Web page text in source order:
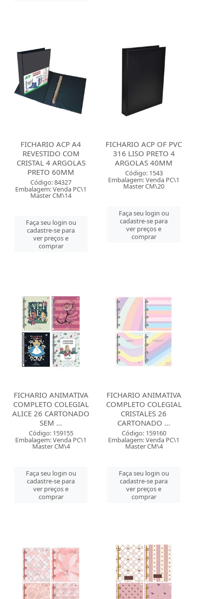
FICHARIO ACP A4
REVESTIDO COM
CRISTAL 4 ARGOLAS
PRETO 60MM
Código: 84327
Embalagem: Venda PC\1
Master CM\14
Faça seu login ou
cadastre-se para
ver preços e
comprar
FICHARIO ACP OF PVC
316 LISO PRETO 4
ARGOLAS 40MM
Código: 1543
Embalagem: Venda PC\1
Master CM\20
Faça seu login ou
cadastre-se para
ver preços e
comprar
FICHARIO ANIMATIVA
COMPLETO COLEGIAL
ALICE 26 CARTONADO
SEM ...
Código: 159155
Embalagem: Venda PC\1
Master CM\4
Faça seu login ou
cadastre-se para
ver preços e
comprar
FICHARIO ANIMATIVA
COMPLETO COLEGIAL
CRISTALES 26
CARTONADO ...
Código: 159160
Embalagem: Venda PC\1
Master CM\4
Faça seu login ou
cadastre-se para
ver preços e
comprar